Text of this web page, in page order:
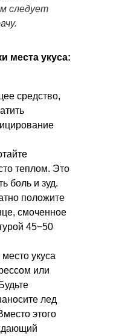
следует
места укуса:
средство,
теплом. Это
боль и зуд.
положите
смоченное
45−50
укуса
или
лед
этого